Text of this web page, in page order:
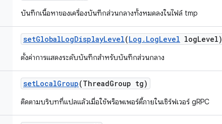
บันทึกเนื้อหาของเครื่องบันทึกส่วนกลางทั้งหมดลงในไฟล์ tmp
setGlobalLogDisplayLevel(Log . LogLevel logLevel)
ตั้งค่าการแสดงระดับบันทึกสำหรับบันทึกส่วนกลาง
setLocalGroup(ThreadGroup tg)
ติดตามบริบทที่แปลแล้วเมื่อใช้พร็อพเพอร์ตี้ภายในเซิร์ฟเวอร์ gRPC